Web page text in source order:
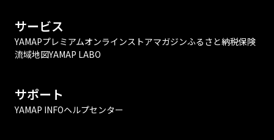
サービス
YAMAPプレミアムオンラインストアマガジンふるさと納税保険
流域地図YAMAP LABO
サポート
YAMAP INFOヘルプセンター